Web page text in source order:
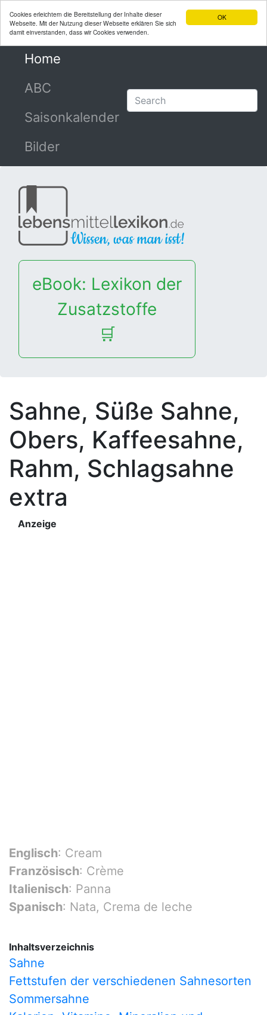
OK
Cookies erleichtern die Bereitstellung der Inhalte dieser
Webseite. Mit der Nutzung dieser Webseite erklären Sie sich
damit einverstanden, dass wir Cookies verwenden.
Home
ABC
Saisonkalender
Bilder
eBook: Lexikon der
Zusatzstoffe
🛒
Sahne, Süße Sahne,
Obers, Kaffeesahne,
Rahm, Schlagsahne
extra
Anzeige
Englisch: Cream
Französisch: Crème
Italienisch: Panna
Spanisch: Nata, Crema de leche
Inhaltsverzeichnis
Sahne
Fettstufen der verschiedenen Sahnesorten
Sommersahne